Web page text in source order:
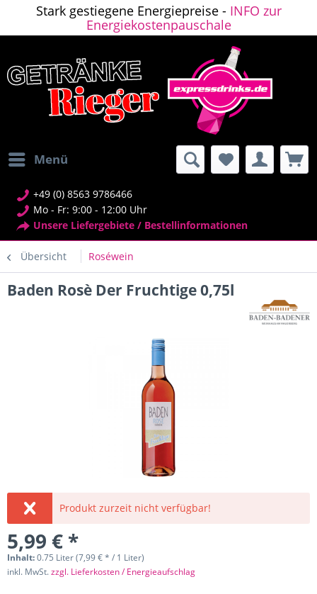
Stark gestiegene Energiepreise - INFO zur
Energiekostenpauschale
Menü
+49 (0) 8563 9786466
Mo - Fr: 9:00 - 12:00 Uhr
Unsere Liefergebiete / Bestellinformationen
Übersicht Roséwein
Baden Rosè Der Fruchtige 0,75l
Produkt zurzeit nicht verfügbar!
5,99 € *
Inhalt:0.75 Liter (7,99 € * / 1 Liter)
inkl. MwSt.zzgl. Lieferkosten / Energieaufschlag